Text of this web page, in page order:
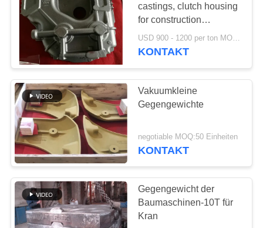
Gabelstapler-Teile
Duktile Eisen-
Produkte
castings, clutch housing
for construction
machinery
USD 900 - 1200 per ton MOQ:10 Einheiten
KONTAKT
Vakuumkleine
Gegengewichte
negotiable MOQ:50 Einheiten
KONTAKT
Gegengewicht der
Baumaschinen-10T für
Kran